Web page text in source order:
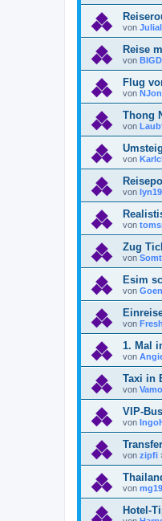
von
Reise
von
Flug
von
Thong
von
von
von
von
Zug
von
Esim
von
von
1. Mal
von
Taxi in
von
VIP-
von
von zipfi
von
Hotel-